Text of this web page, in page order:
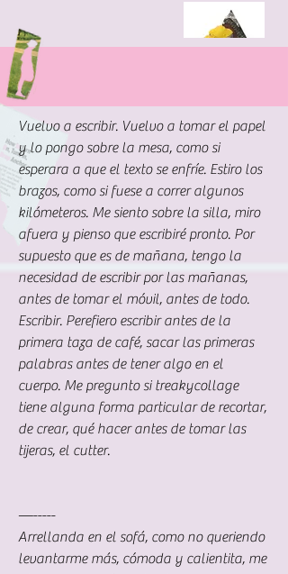
Vuelvo a escribir. Vuelvo a tomar el papel
y lo pongo sobre la mesa, como si
esperara a que el texto se enfríe. Estiro los
brazos, como si fuese a correr algunos
kilómeteros. Me siento sobre la silla, miro
afuera y pienso que escribiré pronto. Por
supuesto que es de mañana, tengo la
necesidad de escribir por las mañanas,
antes de tomar el móvil, antes de todo.
Escribir. Perefiero escribir antes de la
primera taza de café, sacar las primeras
palabras antes de tener algo en el
cuerpo. Me pregunto si treakycollage
tiene alguna forma particular de recortar,
de crear, qué hacer antes de tomar las
tijeras, el cutter.
—-----
Arrellanda en el sofá, como no queriendo
levantarme más, cómoda y calientita, me